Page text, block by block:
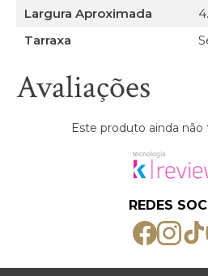
Largura Aproximada
Tarraxa
Avaliações
Este produto ainda não
REDES